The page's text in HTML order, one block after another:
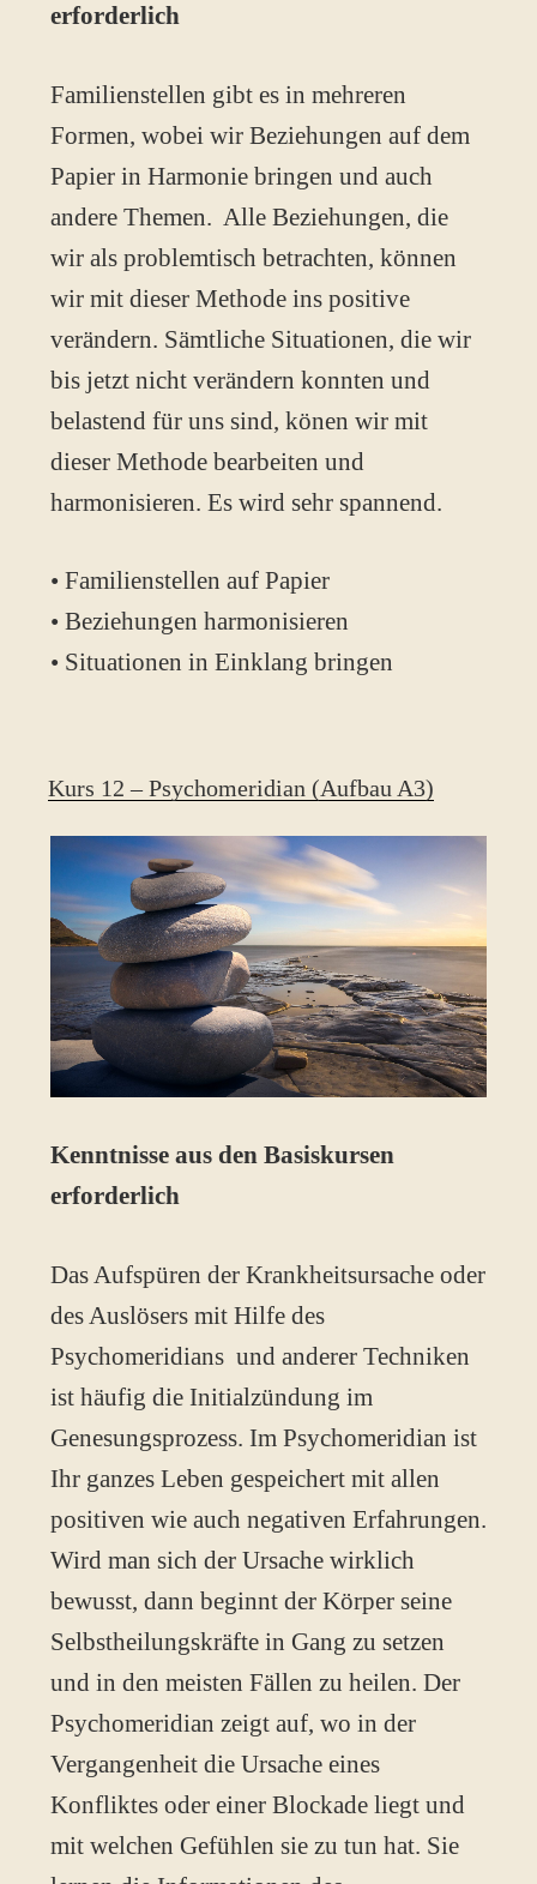
erforderlich
Familienstellen gibt es in mehreren
Formen, wobei wir Beziehungen auf dem
Papier in Harmonie bringen und auch
andere Themen. Alle Beziehungen, die
wir als problemtisch betrachten, können
wir mit dieser Methode ins positive
verändern. Sämtliche Situationen, die wir
bis jetzt nicht verändern konnten und
belastend für uns sind, könen wir mit
dieser Methode bearbeiten und
harmonisieren. Es wird sehr spannend.
• Familienstellen auf Papier
• Beziehungen harmonisieren
• Situationen in Einklang bringen
Kurs 12 – Psychomeridian (Aufbau A3)
Kenntnisse aus den Basiskursen
erforderlich
Das Aufspüren der Krankheitsursache oder
des Auslösers mit Hilfe des
Psychomeridians und anderer Techniken
ist häufig die Initialzündung im
Genesungsprozess. Im Psychomeridian ist
Ihr ganzes Leben gespeichert mit allen
positiven wie auch negativen Erfahrungen.
Wird man sich der Ursache wirklich
bewusst, dann beginnt der Körper seine
Selbstheilungskräfte in Gang zu setzen
und in den meisten Fällen zu heilen. Der
Psychomeridian zeigt auf, wo in der
Vergangenheit die Ursache eines
Konfliktes oder einer Blockade liegt und
mit welchen Gefühlen sie zu tun hat. Sie